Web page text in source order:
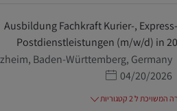
Ausbildung Fachkraft Kurier-,
Postdienstleistungen (m/w/d) in
מיקום
Baden-Württemberg, Germany
תאריך פרסום
04/20/2026
ל 2 קטגוריות